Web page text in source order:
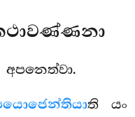
අපනෙත්වා.
ති යං